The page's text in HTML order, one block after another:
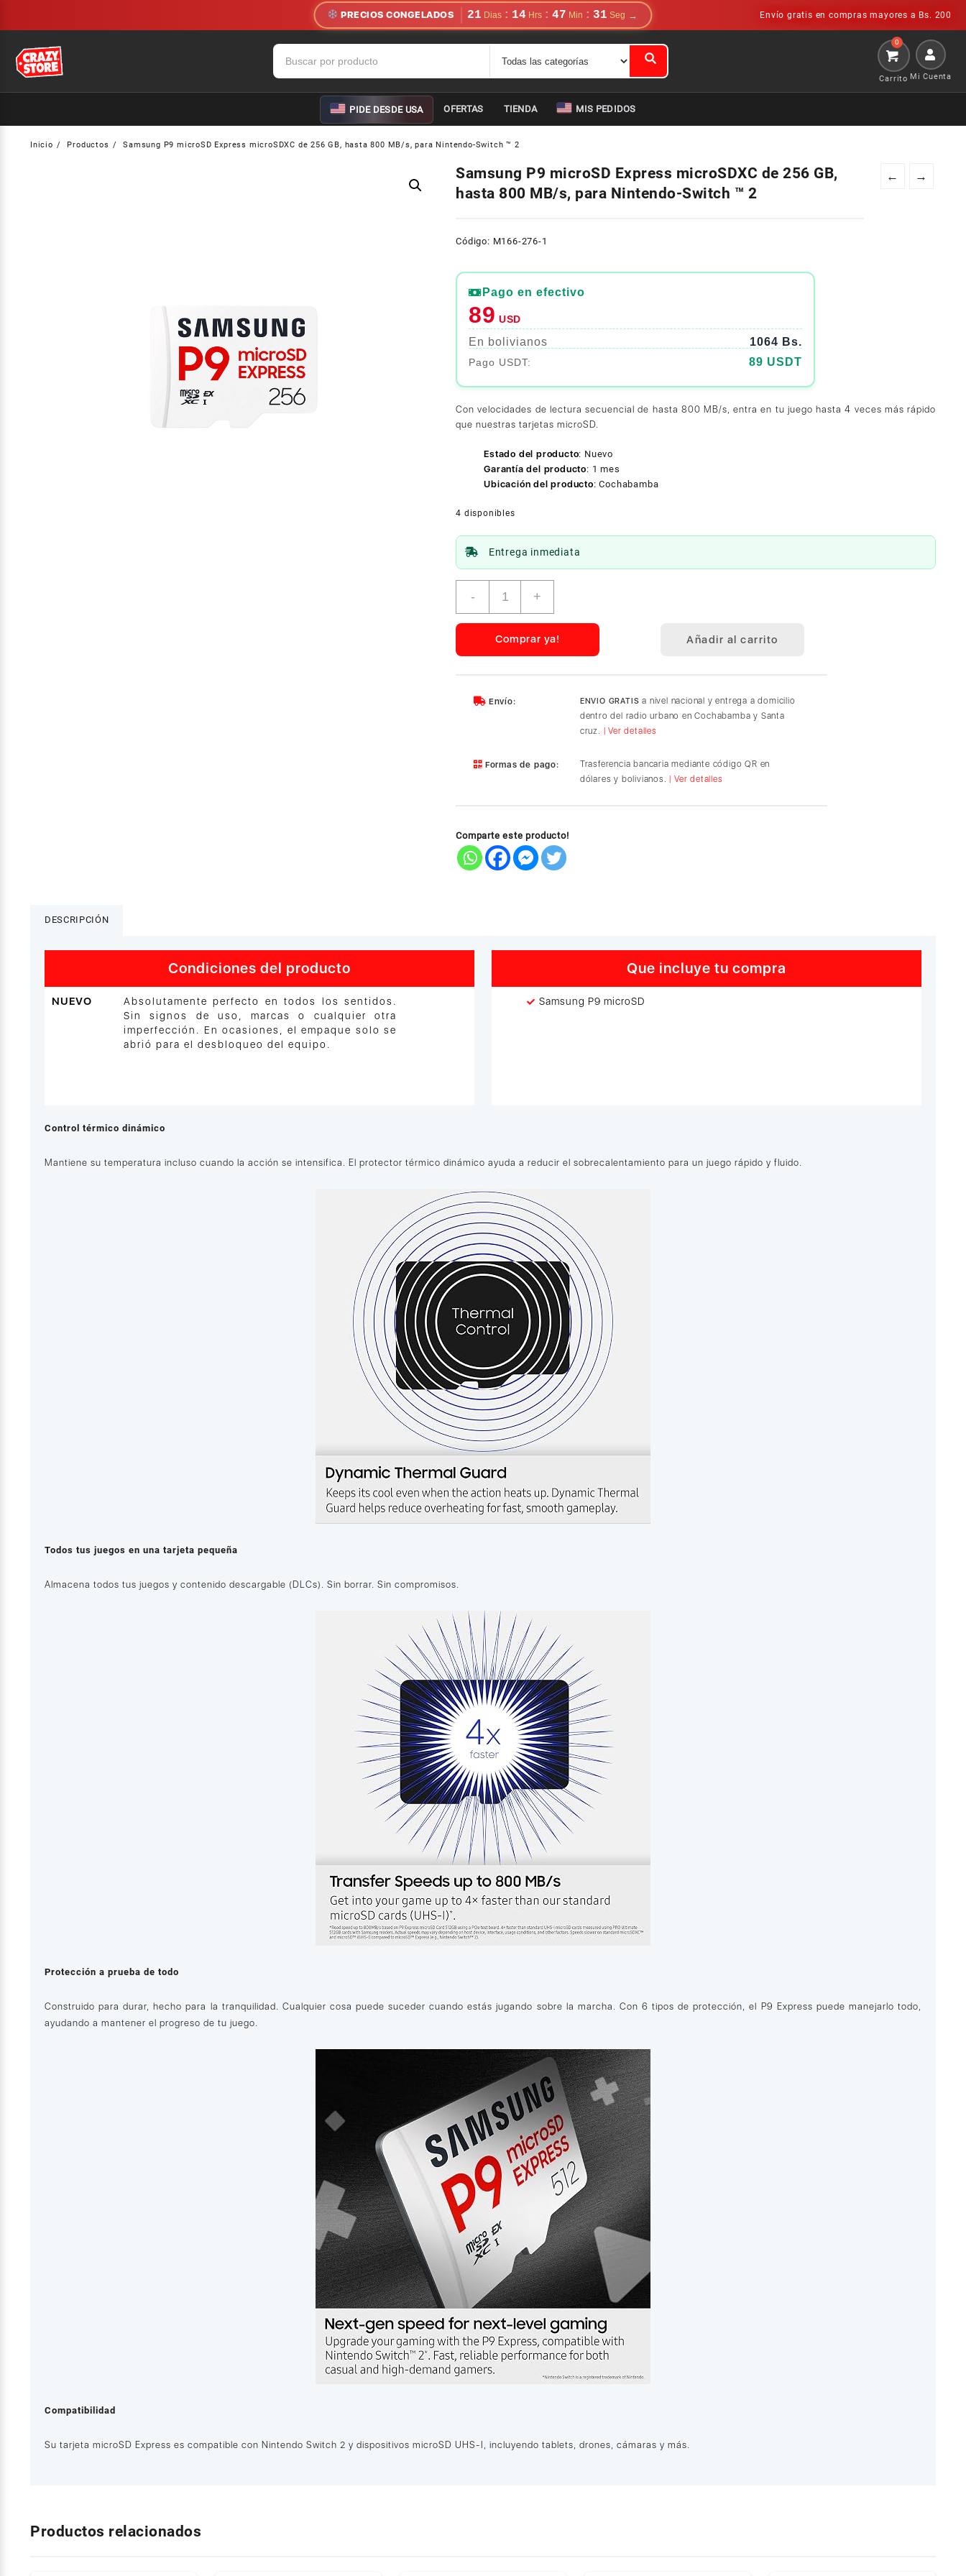
PRECIOS CONGELADOS 21 : 14 : 47 : 30 Envío gratis en compras mayores a Bs. 200
Mi Cuenta
PIDE DESDE USA OFERTAS TIENDA MIS PEDIDOS
Inicio Productos Samsung P9 microSD Express microSDXC de 256 GB, hasta 800 MB/s, para Nintendo-Switch ™ 2
← →
Samsung P9 microSD Express microSDXC de 256 GB,
hasta 800 MB/s, para Nintendo-Switch ™ 2
Código: M166-276-1
Pago en efectivo
89 USD
En bolivianos
1064 Bs.
89 USDT
Con velocidades de lectura secuencial de hasta 800 MB/s, entra en tu juego hasta 4 veces más rápido
que nuestras tarjetas microSD.
Estado del producto: Nuevo
Garantía del producto: 1 mes
Ubicación del producto:Cochabamba
4 disponibles
Entrega inmediata
-
microSD
microSDXC
hasta
Nintendo-
+
Comprar ya! Añadir al carrito
Envío: ENVIO GRATIS a nivel nacional y entrega a domicilio
dentro del radio urbano en Cochabamba y Santa
cruz.
| Ver detalles
Formas de pago:
Trasferencia bancaria mediante código QR en
dólares y bolivianos.
| Ver detalles
Comparte este producto!
DESCRIPCIÓN
Condiciones del producto
NUEVO
Absolutamente perfecto en todos los sentidos.
Sin signos de uso, marcas o cualquier otra
imperfección. En ocasiones, el empaque solo se
abrió para el desbloqueo del equipo.
Que incluye tu compra
Samsung P9 microSD
Control térmico dinámico
Mantiene su temperatura incluso cuando la acción se intensifica. El protector térmico dinámico ayuda a reducir el sobrecalentamiento para un juego rápido y fluido.
Todos tus juegos en una tarjeta pequeña
Almacena todos tus juegos y contenido descargable (DLCs). Sin borrar. Sin compromisos.
Protección a prueba de todo
Construido para durar, hecho para la tranquilidad. Cualquier cosa puede suceder cuando estás jugando sobre la marcha. Con 6 tipos de protección, el P9 Express puede manejarlo todo,
ayudando a mantener el progreso de tu juego.
Compatibilidad
Su tarjeta microSD Express es compatible con Nintendo Switch 2 y dispositivos microSD UHS-I, incluyendo tablets, drones, cámaras y más.
Productos relacionados